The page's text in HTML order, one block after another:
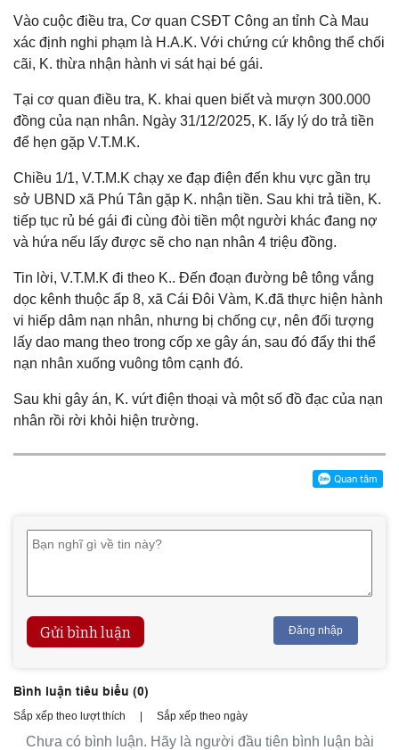
Vào cuộc điều tra, Cơ quan CSĐT Công an tỉnh Cà Mau
xác định nghi phạm là H.A.K. Với chứng cứ không thể chối
cãi, K. thừa nhận hành vi sát hại bé gái.
Tại cơ quan điều tra, K. khai quen biết và mượn 300.000
đồng của nạn nhân. Ngày 31/12/2025, K. lấy lý do trả tiền
để hẹn gặp V.T.M.K.
Chiều 1/1, V.T.M.K chạy xe đạp điện đến khu vực gần trụ
sở UBND xã Phú Tân gặp K. nhận tiền. Sau khi trả tiền, K.
tiếp tục rủ bé gái đi cùng đòi tiền một người khác đang nợ
và hứa nếu lấy được sẽ cho nạn nhân 4 triệu đồng.
Tin lời, V.T.M.K đi theo K.. Đến đoạn đường bê tông vắng
dọc kênh thuộc ấp 8, xã Cái Đôi Vàm, K.đã thực hiện hành
vi hiếp dâm nạn nhân, nhưng bị chống cự, nên đối tượng
lấy dao mang theo trong cốp xe gây án, sau đó đẩy thi thể
nạn nhân xuống vuông tôm cạnh đó.
Sau khi gây án, K. vứt điện thoại và một số đồ đạc của nạn
nhân rồi rời khỏi hiện trường.
Gửi bình luận Đăng nhập
Bình luận tiêu biểu (0)
Sắp xếp theo lượt thích Sắp xếp theo ngày
Chưa có bình luận. Hãy là người đầu tiên bình luận bài